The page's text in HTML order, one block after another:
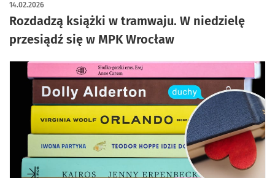
Rozdadzą książki w tramwaju. W niedzielę
przesiądź się w MPK Wrocław
14.02.2026